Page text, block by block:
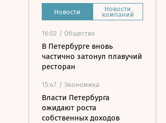
Новости Новости
компаний
16:02 / Общество
В Петербурге вновь
частично затонул плавучий
ресторан
15:47 / Экономика
Власти Петербурга
ожидают роста
собственных доходов